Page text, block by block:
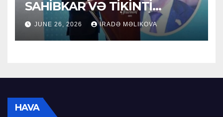
SAHİBKAR VƏ TİKİNTİ
SEKTORUNUN LİDERİ
JUNE 26, 2026 İRADƏ MƏLIKOVA
HAVA